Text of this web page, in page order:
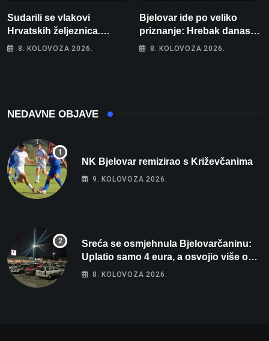
Sudarili se vlakovi
Hrvatskih željeznica.
Šestero osoba teško
8. KOLOVOZA 2026.
Bjelovar ide po veliko
priznanje: Hrebak danas u
Parizu predstavlja
8. KOLOVOZA 2026.
NEDAVNE OBJAVE
NK Bjelovar remizirao s Križevčanima
9. KOLOVOZA 2026.
Sreća se osmjehnula Bjelovarčaninu:
Uplatio samo 4 eura, a osvojio više od
80 tisuća eura
8. KOLOVOZA 2026.